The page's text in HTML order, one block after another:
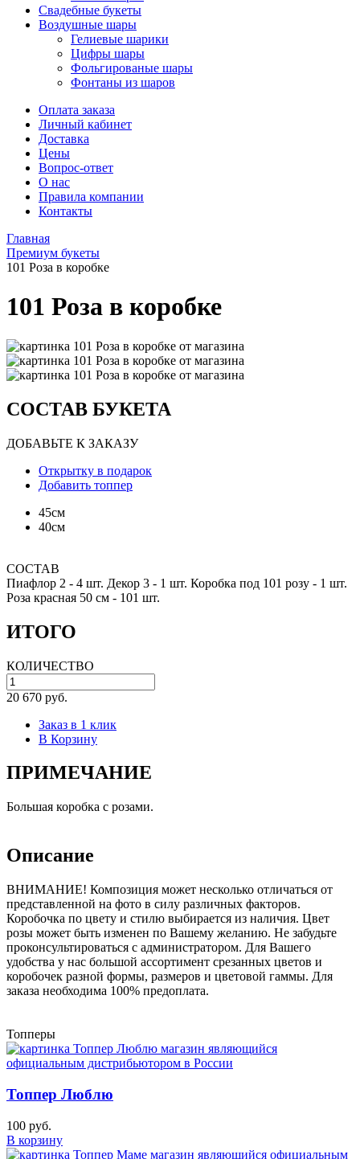
Свадебные букеты
Воздушные шары
Гелиевые шарики
Цифры шары
Фольгированые шары
Фонтаны из шаров
Оплата заказа
Личный кабинет
Доставка
Цены
Вопрос-ответ
О нас
Правила компании
Контакты
Главная
Премиум букеты
101 Роза в коробке
101 Роза в коробке
СОСТАВ БУКЕТА
ДОБАВЬТЕ К ЗАКАЗУ
Открытку в подарок
Добавить топпер
45см
40см
СОСТАВ
Пиафлор 2 - 4 шт. Декор 3 - 1 шт. Коробка под 101 розу - 1 шт.
Роза красная 50 см - 101 шт.
ИТОГО
КОЛИЧЕСТВО
20 670 руб.
Заказ в 1 клик
В Корзину
ПРИМЕЧАНИЕ
Большая коробка с розами.
Описание
ВНИМАНИЕ! Композиция может несколько отличаться от
представленной на фото в силу различных факторов.
Коробочка по цвету и стилю выбирается из наличия. Цвет
розы может быть изменен по Вашему желанию. Не забудьте
проконсультироваться с администратором. Для Вашего
удобства у нас большой ассортимент срезанных цветов и
коробочек разной формы, размеров и цветовой гаммы. Для
заказа необходима 100% предоплата.
Топперы
Топпер Люблю
100 руб.
В корзину